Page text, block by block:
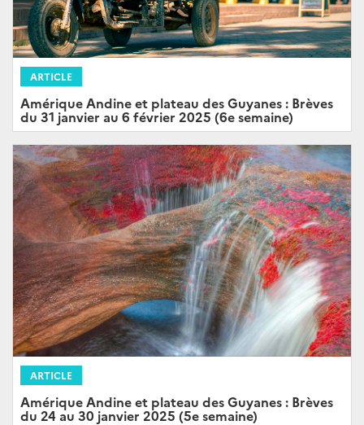
ARTICLE
Amérique Andine et plateau des Guyanes : Brèves
du 31 janvier au 6 février 2025 (6e semaine)
ARTICLE
Amérique Andine et plateau des Guyanes : Brèves
du 24 au 30 janvier 2025 (5e semaine)